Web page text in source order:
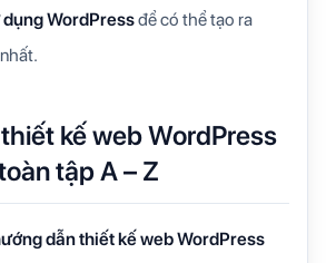
WordPressđể có thể tạo ra
kế web WordPress
tập A – Z
dẫn thiết kế web WordPress